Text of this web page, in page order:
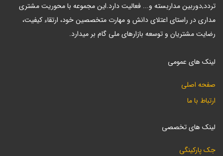
تردد,دوربین مداربسته و... فعالیت دارد.این مجموعه با محوریت مشتری
مداری در راستای اعتلای دانش و مهارت متخصصین خود، ارتقاء کیفیت،
رضایت مشتریان و توسعه بازارهای ملی گام بر میدارد.
لینک های عمومی
صفحه اصلی
ارتباط با ما
لینک های تخصصی
جک پارکینگی